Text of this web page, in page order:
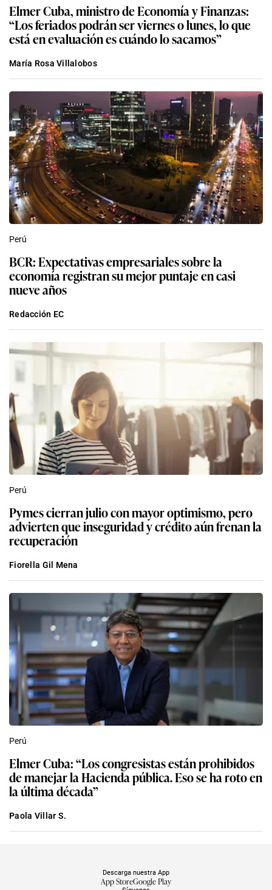
Elmer Cuba, ministro de Economía y Finanzas:
“Los feriados podrán ser viernes o lunes, lo que
está en evaluación es cuándo lo sacamos”
María Rosa Villalobos
Perú
BCR: Expectativas empresariales sobre la
economía registran su mejor puntaje en casi
nueve años
Redacción EC
Perú
Pymes cierran julio con mayor optimismo, pero
advierten que inseguridad y crédito aún frenan la
recuperación
Fiorella Gil Mena
Perú
Elmer Cuba: “Los congresistas están prohibidos
de manejar la Hacienda pública. Eso se ha roto en
la última década”
Paola Villar S.
Descarga nuestra App
App StoreGoogle Play